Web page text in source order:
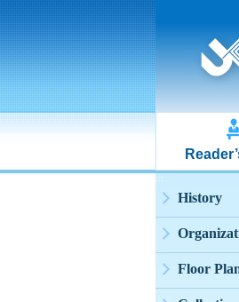
:::
History
Floor